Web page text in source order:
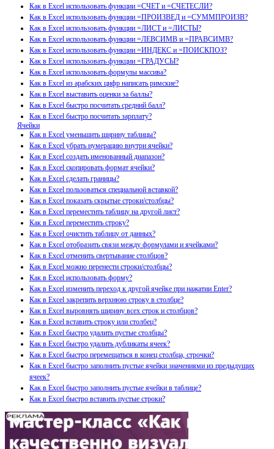
Как в Excel использовать функции =СЧЕТ и =СЧЕТЕСЛИ?
Как в Excel использовать функции =ПРОИЗВЕД и =СУММПРОИЗВ?
Как в Excel использовать функции =ЛИСТ и =ЛИСТЫ?
Как в Excel использовать функции =ЛЕВСИМВ и =ПРАВСИМВ?
Как в Excel использовать функции =ИНДЕКС и =ПОИСКПОЗ?
Как в Excel использовать функции =ГРАДУСЫ?
Как в Excel использовать формулы массива?
Как в Excel из арабских цифр написать римские?
Как в Excel выставить оценки за баллы?
Как в Excel быстро посчитать средний балл?
Как в Excel быстро посчитать зарплату?
Ячейки
Как в Excel уменьшить ширину таблицы?
Как в Excel убрать нумерацию внутри ячейки?
Как в Excel создать именованный диапазон?
Как в Excel скопировать формат ячейки?
Как в Excel сделать границы?
Как в Excel пользоваться специальной вставкой?
Как в Excel показать скрытые строки/столбцы?
Как в Excel переместить таблицу на другой лист?
Как в Excel переместить строку?
Как в Excel очистить таблицу от данных?
Как в Excel отобразить связи между формулами и ячейками?
Как в Excel отменить свертывание столбцов?
Как в Excel можно перенести строки/столбцы?
Как в Excel использовать форму?
Как в Excel изменить переход к другой ячейке при нажатии Enter?
Как в Excel закрепить верхнюю строку в столбце?
Как в Excel выровнять ширину всех строк и столбцов?
Как в Excel вставить строку или столбец?
Как в Excel быстро удалить пустые столбцы?
Как в Excel быстро удалить дубликаты ячеек?
Как в Excel быстро перемещаться в конец столбца, строчки?
Как в Excel быстро заполнить пустые ячейки значениями из предыдущих
ячеек?
Как в Excel быстро заполнить пустые ячейки в таблице?
Как в Excel быстро вставить пустые строки?